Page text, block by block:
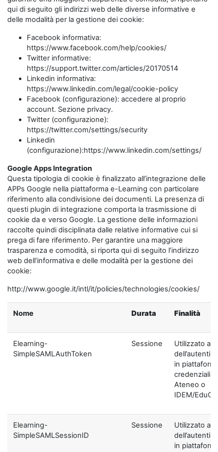
qui di seguito gli indirizzi web delle diverse informative e
delle modalità per la gestione dei cookie:
Facebook informativa:
https://www.facebook.com/help/cookies/
Twitter informative:
https://support.twitter.com/articles/20170514
Linkedin informativa:
https://www.linkedin.com/legal/cookie-policy
Facebook (configurazione): accedere al proprio
account. Sezione privacy.
Twitter (configurazione):
https://twitter.com/settings/security
Linkedin
(configurazione):https://www.linkedin.com/settings/
Google Apps Integration
Questa tipologia di cookie è finalizzato all’integrazione delle
APPs Google nella piattaforma e-Learning con particolare
riferimento alla condivisione dei documenti. La presenza di
questi plugin di integrazione comporta la trasmissione di
cookie da e verso Google. La gestione delle informazioni
raccolte quindi disciplinata dalle relative informative cui si
prega di fare riferimento. Per garantire una maggiore
trasparenza e comodità, si riporta qui di seguito l’indirizzo
web dell’informativa e delle modalità per la gestione dei
cookie:
http://www.google.it/intl/it/policies/technologies/cookies/
Nome Durata Finalità
Elearning-
SimpleSAMLAuthToken
Sessione
Utilizzato ai
in
credenziali di
Ateneo o
IDEM/
Elearning-
SimpleSAMLSessionID
Sessione
Utilizzato ai
in